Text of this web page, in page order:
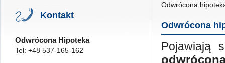
Kontakt
Odwrócona Hipoteka
Tel: +48 537-165-162
Odwrócona
Odwrócona
Pojawiają